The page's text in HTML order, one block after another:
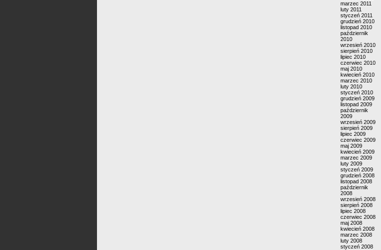
marzec 2011
luty 2011
styczeń 2011
grudzień 2010
listopad 2010
październik
2010
wrzesień 2010
sierpień 2010
lipiec 2010
czerwiec 2010
maj 2010
kwiecień 2010
marzec 2010
luty 2010
styczeń 2010
grudzień 2009
listopad 2009
październik
2009
wrzesień 2009
sierpień 2009
lipiec 2009
czerwiec 2009
maj 2009
kwiecień 2009
marzec 2009
luty 2009
styczeń 2009
grudzień 2008
listopad 2008
październik
2008
wrzesień 2008
sierpień 2008
lipiec 2008
czerwiec 2008
maj 2008
kwiecień 2008
marzec 2008
luty 2008
styczeń 2008